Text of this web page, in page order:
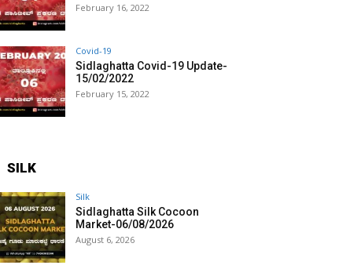
February 16, 2022
Covid-19
Sidlaghatta Covid-19 Update-
15/02/2022
February 15, 2022
SILK
Silk
Sidlaghatta Silk Cocoon
Market-06/08/2026
August 6, 2026